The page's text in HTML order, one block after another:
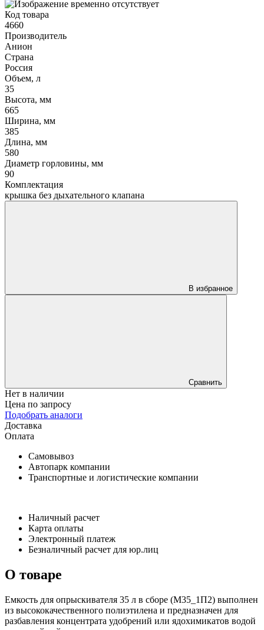
Код товара
4660
Производитель
Анион
Страна
Россия
Объем, л
35
Высота, мм
665
Ширина, мм
385
Длина, мм
580
Диаметр горловины, мм
90
Комплектация
крышка без дыхательного клапана
В избранное
Сравнить
Нет в наличии
Цена по запросу
Подобрать аналоги
Доставка
Оплата
Самовывоз
Автопарк компании
Транспортные и логистические компании
Наличный расчет
Карта оплаты
Электронный платеж
Безналичный расчет для юр.лиц
О товаре
Емкость для опрыскивателя 35 л в сборе (М35_1П2) выполнен
из высококачественного полиэтилена и предназначен для
разбавления концентрата удобрений или ядохимикатов водой